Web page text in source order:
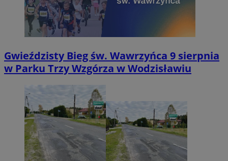
Gwieździsty Bieg św. Wawrzyńca 9 sierpnia
w Parku Trzy Wzgórza w Wodzisławiu